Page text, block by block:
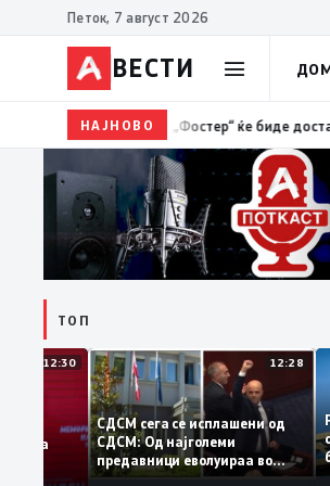
Петок, 7 август 2026
ВЕСТИ
НАЈНОВО
08:58 Во Прилеп почнуваат
ТОП
12:30
на
12:28
СДСМ сега се исплашени од
СДСМ: Од најголеми
предавници еволуираа во
најголеми патриоти